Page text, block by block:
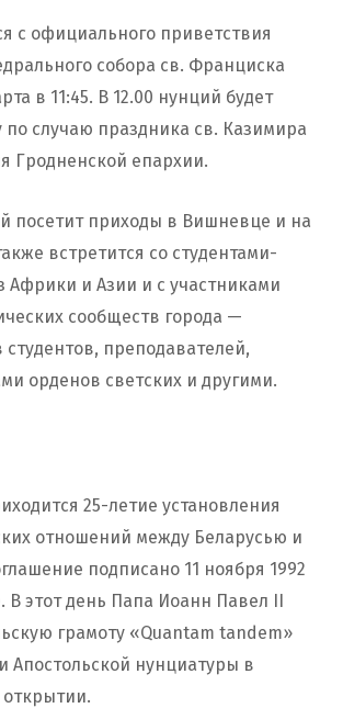
с официального приветствия
собора св. Франциска
в 11:45. В 12.00 нунций будет
по случаю праздника св. Казимира
Гродненской епархии.
посетит приходы в Вишневце и на
встретится со студентами-
Африки и Азии и с участниками
сообществ города —
преподавателей,
орденов светских и другими.
25-летие установления
отношений между Беларусью и
подписано 11 ноября 1992
В этот день Папа Иоанн Павел II
грамоту «Quantam tandem»
Апостольской нунциатуры в
открытии.